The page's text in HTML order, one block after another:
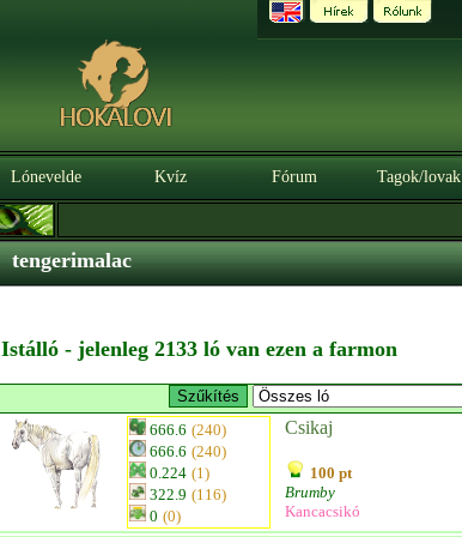
Lónevelde Kvíz Fórum Tagok/lovak
tengerimalac
Istálló - jelenleg 2133 ló van ezen a farmon
666.6 (240)
666.6 (240)
0.224 (1)
322.9 (116)
0 (0)
Csikaj
100 pt
Brumby
Kancacsikó